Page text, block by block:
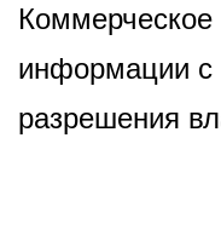
Коммерческое
информации с
разрешения